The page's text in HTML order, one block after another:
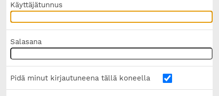
Käyttäjätunnus
Salasana
Pidä minut kirjautuneena tällä koneella